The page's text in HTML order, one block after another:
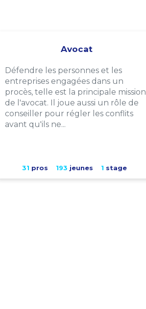
Avocat
Défendre les personnes et les
entreprises engagées dans un
procès, telle est la principale mission
de l'avocat. Il joue aussi un rôle de
conseiller pour régler les conflits
avant qu'ils ne...
31 pros 193 jeunes 1 stage